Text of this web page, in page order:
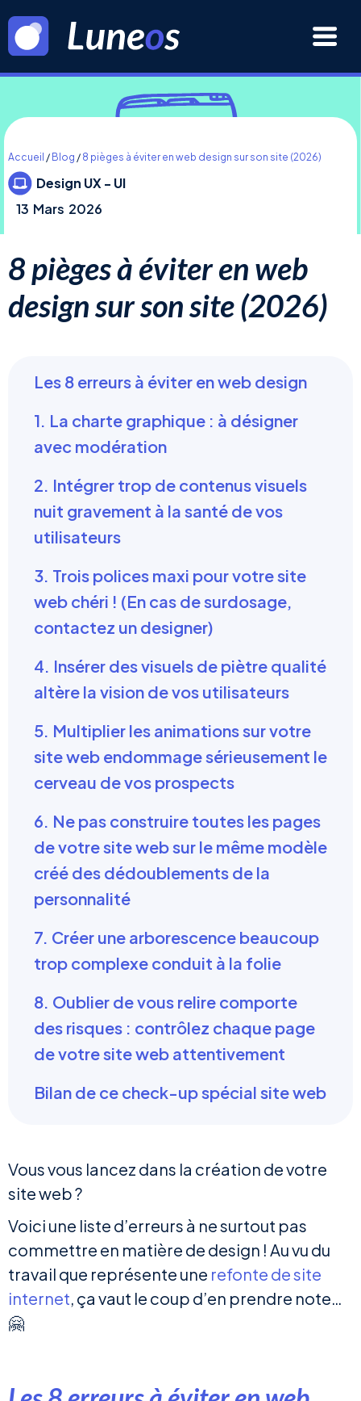
Accueil / Blog / 8 pièges à éviter en web design sur son site (2026)
Design UX - UI
13 Mars 2026
8 pièges à éviter en web
design sur son site (2026)
Les 8 erreurs à éviter en web design
1. La charte graphique : à désigner
avec modération
2. Intégrer trop de contenus visuels
nuit gravement à la santé de vos
utilisateurs
3. Trois polices maxi pour votre site
web chéri ! (En cas de surdosage,
contactez un designer)
4. Insérer des visuels de piètre qualité
altère la vision de vos utilisateurs
5. Multiplier les animations sur votre
site web endommage sérieusement le
cerveau de vos prospects
6. Ne pas construire toutes les pages
de votre site web sur le même modèle
créé des dédoublements de la
personnalité
7. Créer une arborescence beaucoup
trop complexe conduit à la folie
8. Oublier de vous relire comporte
des risques : contrôlez chaque page
de votre site web attentivement
Bilan de ce check-up spécial site web
Vous vous lancez dans la création de votre
site web ?
Voici une liste d’erreurs à ne surtout pas
commettre en matière de design ! Au vu du
travail que représente une refonte de site
internet, ça vaut le coup d’en prendre note…
🤗